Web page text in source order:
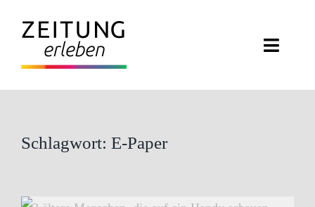
Inhalt
Toggle
VERANSTALTUNGEN
Schlagwort: E-Paper